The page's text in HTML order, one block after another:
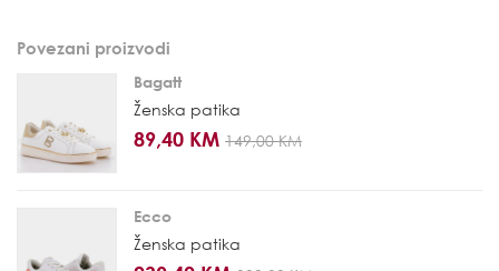
Povezani proizvodi
Bagatt
Ženska patika
89,40 KM 149,00 KM
Ecco
Ženska patika